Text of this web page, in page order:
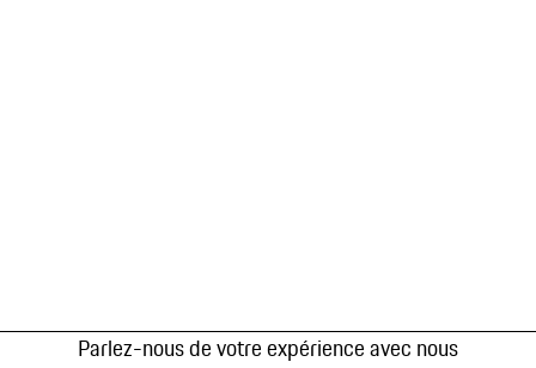
Parlez-nous de votre expérience avec nous